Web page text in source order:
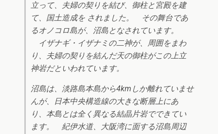
立って、夫婦の契りを結び、御柱と宮殿を建
て、国土造成を されました。 その舞台であ
るオノコロ島が、沼島となされています。
イザナギ・イザナミの二神が、周囲をまわ
り、夫婦の契りを結んだ天の御柱がこの上立
神岩だといわれています。
沼島は、淡路島本島から4kmしか離れていませ
んが、日本中央構造線の大きな断層上にあ
り、本島とは全く異なる結晶片岩でできてい
ます。 紀伊水道、大阪湾に面する沼島周辺